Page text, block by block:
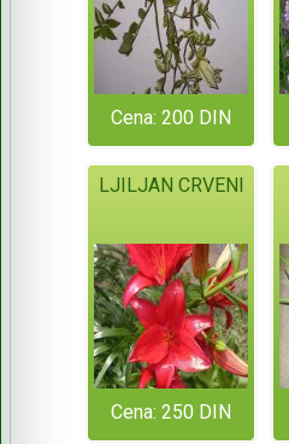
Cena: 200 DIN
LJILJAN CRVENI
Cena: 250 DIN